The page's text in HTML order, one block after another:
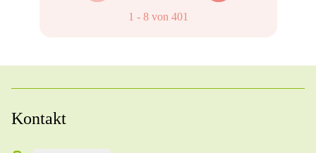
1 - 8von 401
Kontakt